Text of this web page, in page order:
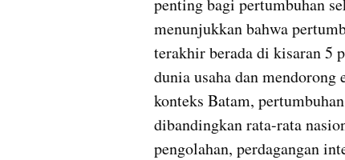
penting bagi pertumbuhan
menunjukkan bahwa
terakhir berada di kisaran 5
dunia usaha dan
konteks Batam,
dibandingkan rata-rata
pengolahan, perdagangan